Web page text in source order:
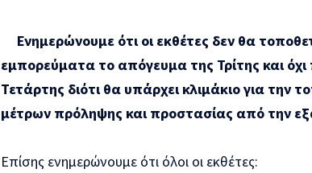
Ενημερώνουμε ότι οι εκθέτες δεν θα
εμπορεύματα το απόγευμα της Τρίτης και
Τετάρτης διότι θα υπάρχει κλιμάκιο για την
μέτρων πρόληψης και προστασίας από την
Επίσης ενημερώνουμε ότι όλοι οι εκθέτες: